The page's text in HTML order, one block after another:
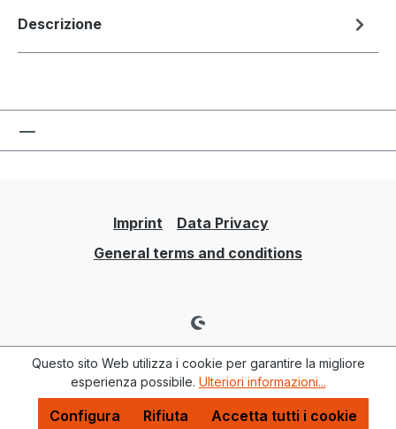
Descrizione
Imprint
Data Privacy
General terms and conditions
Questo sito Web utilizza i cookie per garantire la migliore
esperienza possibile. Ulteriori informazioni...
Rifiuta
Configura Accetta tutti i cookie